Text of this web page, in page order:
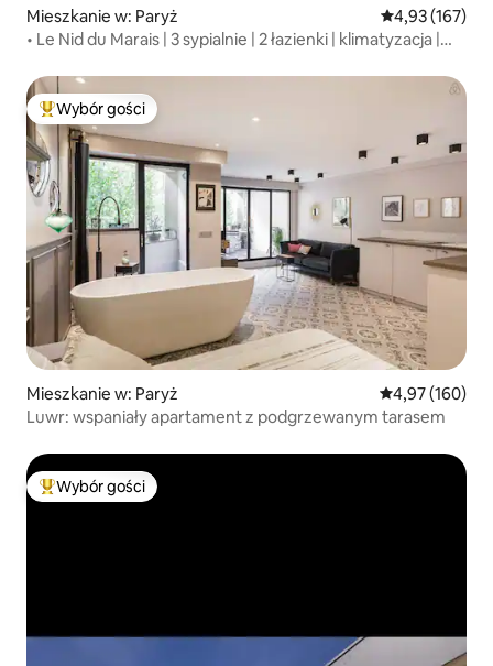
Mieszkanie w: Paryż Średnia
4,93 (167)
• Le Nid du Marais | 3 sypialnie | 2 łazienki | klimatyzacja |
Najpopularniejsze z kategorii Wybór gości
Wybór gości
Mieszkanie w: Paryż Średnia
4,97 (160)
Luwr: wspaniały apartament z podgrzewanym tarasem
Najpopularniejsze z kategorii Wybór gości
Wybór gości